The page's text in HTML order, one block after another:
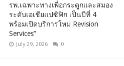
รพ.เฉพาะทางเพื่อกระดูกและสมอง
ระดับเอเชียแปซิฟิก เป็นปีที่ 4
พร้อมเปิดบริการใหม่ Revision
Services”
July 29, 2026 0